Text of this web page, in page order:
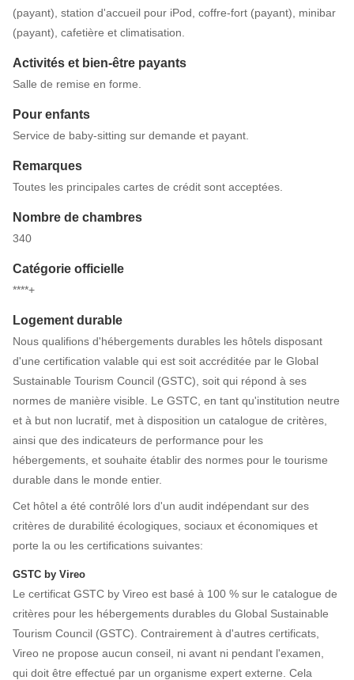
(payant), station d'accueil pour iPod, coffre-fort (payant), minibar
(payant), cafetière et climatisation.
Activités et bien-être payants
Salle de remise en forme.
Pour enfants
Service de baby-sitting sur demande et payant.
Remarques
Toutes les principales cartes de crédit sont acceptées.
Nombre de chambres
340
Catégorie officielle
****+
Logement durable
Nous qualifions d'hébergements durables les hôtels disposant
d'une certification valable qui est soit accréditée par le Global
Sustainable Tourism Council (GSTC), soit qui répond à ses
normes de manière visible. Le GSTC, en tant qu'institution neutre
et à but non lucratif, met à disposition un catalogue de critères,
ainsi que des indicateurs de performance pour les
hébergements, et souhaite établir des normes pour le tourisme
durable dans le monde entier.
Cet hôtel a été contrôlé lors d'un audit indépendant sur des
critères de durabilité écologiques, sociaux et économiques et
porte la ou les certifications suivantes:
GSTC by Vireo
Le certificat GSTC by Vireo est basé à 100 % sur le catalogue de
critères pour les hébergements durables du Global Sustainable
Tourism Council (GSTC). Contrairement à d'autres certificats,
Vireo ne propose aucun conseil, ni avant ni pendant l'examen,
qui doit être effectué par un organisme expert externe. Cela